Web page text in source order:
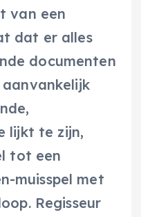
van een
dat er alles
documenten
lijkt te zijn,
tot een
muisspel met
Regisseur